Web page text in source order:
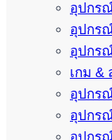
อุปกร
อุปกร
อุปกร
เกม &
อุปกร
อุปกร